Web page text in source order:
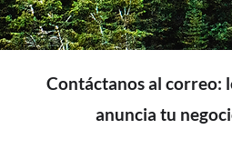
Contáctanos al correo:
anuncia tu